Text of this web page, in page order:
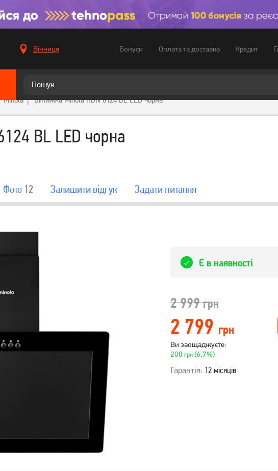
Вінниця Бонуси Оплата та доставка Кредит
Minola Витяжка Minola HDN 6124 BL LED чорна
BL LED чорна
Фото 12 Залишити вiдгук Задати питання
Є в наявності
2 999грн
2 799 грн
Ви заощаджуєте:
200 грн(6.7%)
Гарантія: 12 місяців